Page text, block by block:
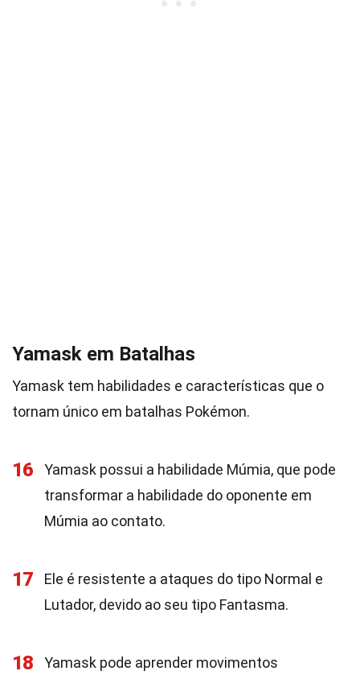
Yamask em Batalhas
Yamask tem habilidades e características que o
tornam único em batalhas Pokémon.
16
Yamask possui a habilidade Múmia, que pode
transformar a habilidade do oponente em
Múmia ao contato.
17
Ele é resistente a ataques do tipo Normal e
Lutador, devido ao seu tipo Fantasma.
18
Yamask pode aprender movimentos